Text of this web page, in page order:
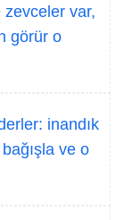
var,
görür o
inandık
ve o